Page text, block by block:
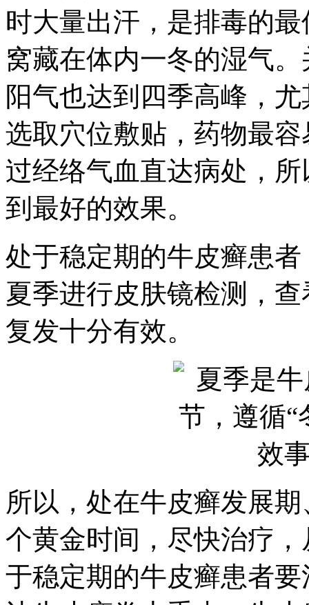
时大量出汗，是排毒的
窝藏在体内一冬的湿气
阳气也达到四季高峰，
选取穴位敷贴，药物最
过经络气血直达病处，
到最好的效果。
处于稳定期的牛皮癣患
夏季进行皮肤镜检测，
复发十分有效。
所以，处在牛皮癣发展
个黄金时间，尽快治疗
于稳定期的牛皮癣患者